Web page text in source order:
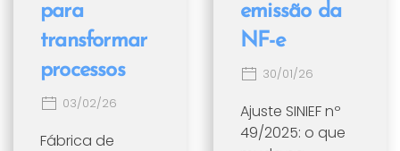
para
transformar
processos
03/02/26
Fábrica de
emissão da
NF-e
30/01/26
Ajuste SINIEF nº
49/2025: o que